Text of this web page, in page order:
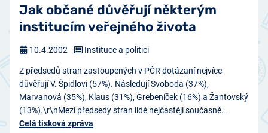
Jak občané důvěřují některým
institucím veřejného života
Z předsedů stran zastoupených v PČR dotázaní nejvíce
důvěřují V. Špidlovi (57%). Následují Svoboda (37%),
Marvanová (35%), Klaus (31%), Grebeníček (16%) a Žantovský
(13%).\r\nMezi předsedy stran lidé nejčastěji současně…
Celá tisková zpráva
10.4.2002 Instituce a politici